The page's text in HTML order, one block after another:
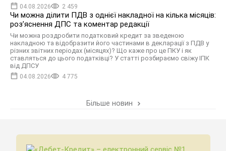
04.08.2026 2 459
Чи можна ділити ПДВ з однієї накладної на кілька місяців:
роз’яснення ДПС та коментар редакції
Чи можна роздробити податковий кредит за зведеною
накладною та відобразити його частинами в декларації з ПДВ у
різних звітних періодах (місяцях)? Що каже про це ПКУ і як
ставляться до цього податківці? У статті розбираємо свіжу ІПК
від ДПСУ
04.08.2026 4 775
Більше новин